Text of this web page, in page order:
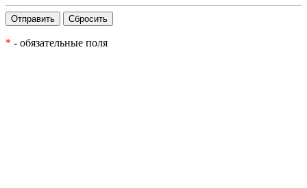
* - обязательные поля